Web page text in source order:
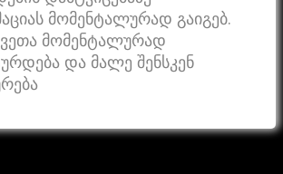
მომენტალურად გაიგებ.
მომენტალურად
და მალე შენსკენ